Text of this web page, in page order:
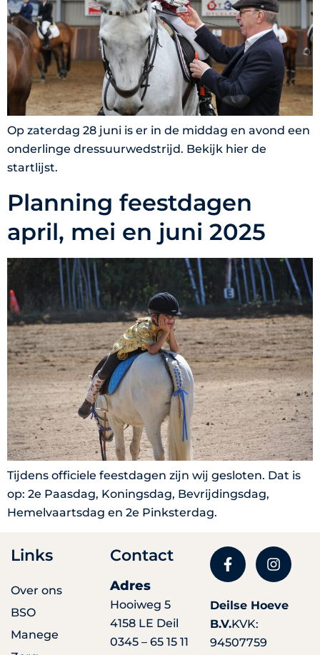
Op zaterdag 28 juni is er in de middag en avond een
onderlinge dressuurwedstrijd. Bekijk hier de
startlijst.
Planning feestdagen
april, mei en juni 2025
Tijdens officiele feestdagen zijn wij gesloten. Dat is
op: 2e Paasdag, Koningsdag, Bevrijdingsdag,
Hemelvaartsdag en 2e Pinksterdag.
Links
Over ons
BSO
Manege
Contact
Adres
Hooiweg 5
4158 LE Deil
0345 – 65 15 11
Deilse Hoeve
B.V.KVK:
94507759